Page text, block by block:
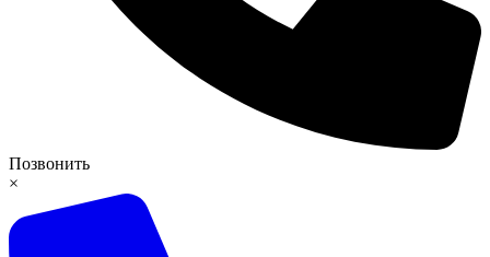
Позвонить
×